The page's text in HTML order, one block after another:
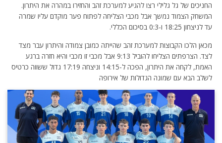
החניכים של גל גלילי רצו להגיע למערכת זהב והחזירו במהרה את היתרון.
המשחק הצמוד נמשך אבל מכבי הצליחה לפתוח פער מוקדם עליו שמרה
עד לניצחון 18:25 ו-0:3 בסיכום הכללי.
מכאן הלכו הקבוצות למערכת זהב שהייתה כמובן צמודה והיתרון עבר מצד
לצד. הצרפתים הצליחו להוביל 9:13 אבל מכבי זו מכבי והיא חזרה ברגע
האמת, לקחה את היתרון, הפכה ל-14:15 וניצחה 17:19 גדול ששווה כרטיס
לשלב הבא עם שמונה הגדולות של אירופה